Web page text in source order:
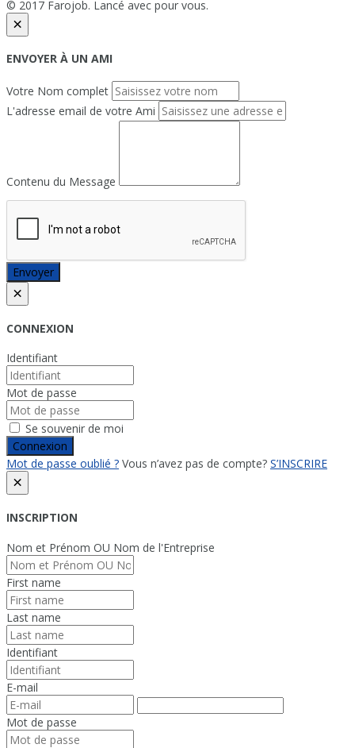
© 2017 Farojob. Lancé avec pour vous.
×
ENVOYER À UN AMI
Votre Nom complet
L'adresse email de votre Ami
Contenu du Message
Envoyer
×
CONNEXION
Identifiant
Mot de passe
Se souvenir de moi
Connexion
Mot de passe oublié ? Vous n’avez pas de compte? S’INSCRIRE
×
INSCRIPTION
Nom et Prénom OU Nom de l'Entreprise
First name
Last name
Identifiant
E-mail
Mot de passe